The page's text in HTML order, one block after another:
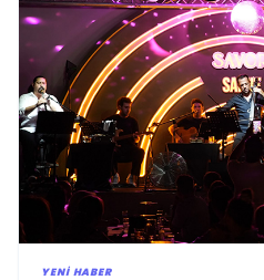
YENI HABER